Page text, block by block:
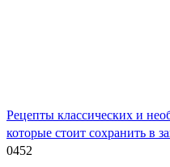
Рецепты классических и
которые стоит сохранить в
0452